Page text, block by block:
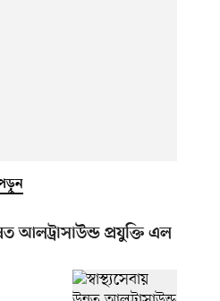
পড়ুন
আলট্রাসাউন্ড প্রযুক্তি এল